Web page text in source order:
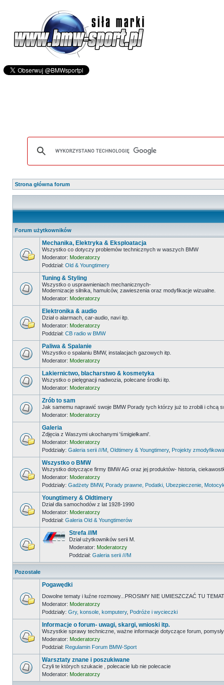
Strona główna forum
Forum użytkowników
Mechanika, Elektryka & Eksploatacja
Wszystko co dotyczy problemów technicznych w waszych BMW
Moderator: Moderatorzy
Poddział: Old & Youngtimery
Tuning & Styling
Wszystko o usprawnieniach mechanicznych-
Modernizacje silnika, hamulców, zawieszenia oraz modyfikacje wizualne.
Moderator: Moderatorzy
Elektronika & audio
Dział o alarmach, car-audio, navi itp.
Moderator: Moderatorzy
Poddział: CB radio w BMW
Paliwa & Spalanie
Wszystko o spalaniu BMW, instalacjach gazowych itp.
Moderator: Moderatorzy
Lakiernictwo, blacharstwo & kosmetyka
Wszystko o pielęgnacji nadwozia, polecane środki itp.
Moderator: Moderatorzy
Zrób to sam
Jak samemu naprawić swoje BMW Porady tych którzy już to zrobili i chcą
Moderator: Moderatorzy
Galeria
Zdjęcia z Waszymi ukochanymi 'śmigiełkami'.
Moderator: Moderatorzy
Poddziały: Galeria serii ///M Oldtimery & Youngtimery, Projekty
Wszystko o BMW
Wszystko dotyczące firmy BMW AG oraz jej produktów- historia,
Moderator: Moderatorzy
Poddziały: Gadżety BMW, Porady prawne, Podatki, Ubezpieczenie
Youngtimery & Oldtimery
Dział dla samochodów z lat 1928-1990
Moderator: Moderatorzy
Poddział: Galeria Old & Youngtimerów
Strefa ///M
Dział użytkowników serii M.
Moderator: Moderatorzy
Poddział: Galeria serii ///M
Pozostałe
Pogawędki
Dowolne tematy i luźne rozmowy...PROSIMY NIE UMIESZCZAĆ TU
Moderator: Moderatorzy
Poddziały: Gry, konsole, komputery, Podróże i wycieczki
Informacje o forum- uwagi, skargi, wnioski itp.
Wszystkie sprawy techniczne, ważne informacje dotyczące forum,
Moderator: Moderatorzy
Poddział: Regulamin Forum BMW-Sport
Warsztaty znane i poszukiwane
Czyli te których szukacie , polecacie lub nie polecacie
Moderator: Moderatorzy